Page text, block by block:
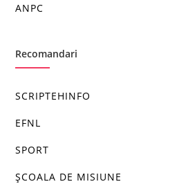
ANPC
Recomandari
SCRIPTEHINFO
EFNL
SPORT
ȘCOALA DE MISIUNE